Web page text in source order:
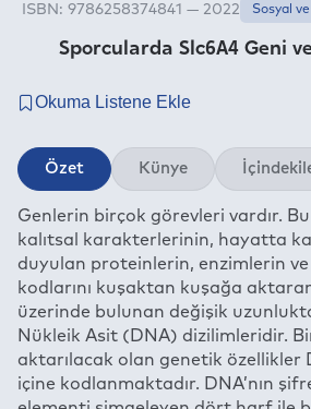
Sporcularda Slc6A4 Geni
ISBN: 9786258374841 — 2022 Sosyal
Özet Künye
Genlerin birçok görevleri vardır.
kalıtsal karakterlerinin, hayatta
duyulan proteinlerin, enzimlerin
kodlarını kuşaktan kuşağa
üzerinde bulunan değişik
Nükleik Asit (DNA) dizilimleridir.
aktarılacak olan genetik özellikler
içine kodlanmaktadır. DNA’nın